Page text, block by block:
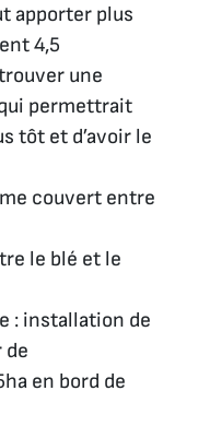
apporter plus
4,5
une
permettrait
tôt et d’avoir le
couvert entre
le blé et le
: installation de
de
en bord de